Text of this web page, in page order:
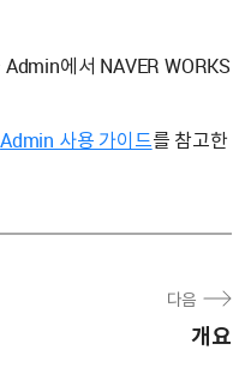
에서 NAVER WORKS
Admin 사용 가이드를 참고한
다음
개요